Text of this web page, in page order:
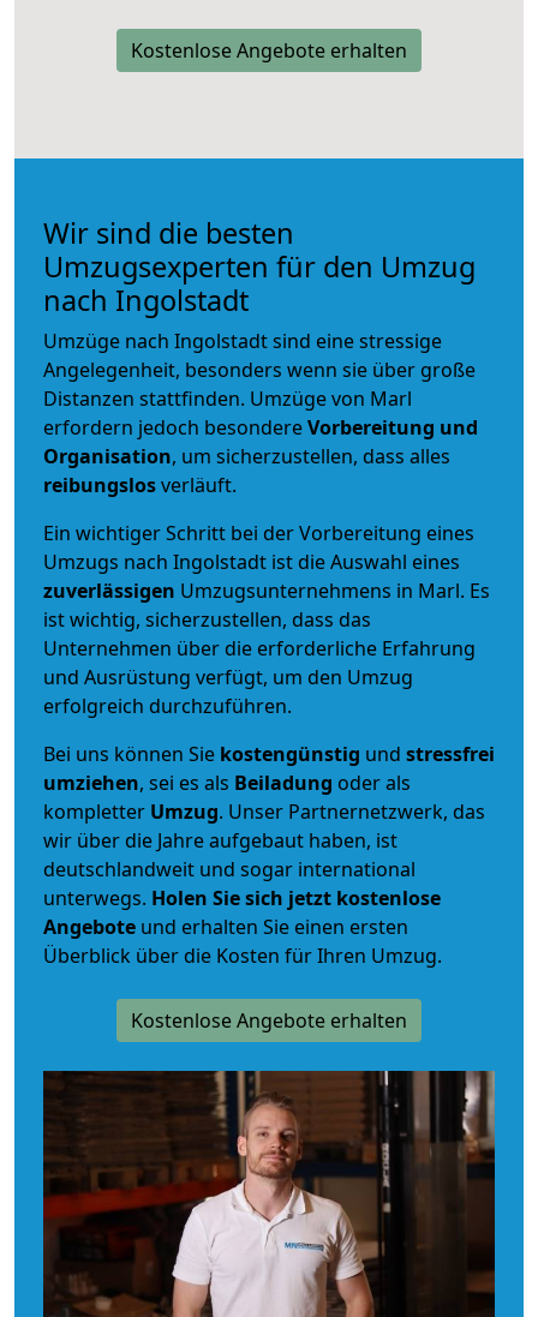
Kostenlose Angebote erhalten
Wir sind die besten
Umzugsexperten für den Umzug
nach Ingolstadt
Umzüge nach Ingolstadt sind eine stressige
Angelegenheit, besonders wenn sie über große
Distanzen stattfinden. Umzüge von Marl
erfordern jedoch besondereVorbereitung und
Organisation, um sicherzustellen, dass alles
reibungslosverläuft.
Ein wichtiger Schritt bei der Vorbereitung eines
Umzugs nach Ingolstadt ist die Auswahl eines
zuverlässigen Umzugsunternehmens in Marl. Es
ist wichtig, sicherzustellen, dass das
Unternehmen über die erforderliche Erfahrung
und Ausrüstung verfügt, um den Umzug
erfolgreich durchzuführen.
Bei uns können Sie kostengünstig und stressfrei
umziehen, sei es als Beiladung oder als
kompletter Umzug. Unser Partnernetzwerk, das
wir über die Jahre aufgebaut haben, ist
deutschlandweit und sogar international
unterwegs. Holen Sie sich jetzt kostenlose
Angebote und erhalten Sie einen ersten
Überblick über die Kosten für Ihren Umzug.
Kostenlose Angebote erhalten